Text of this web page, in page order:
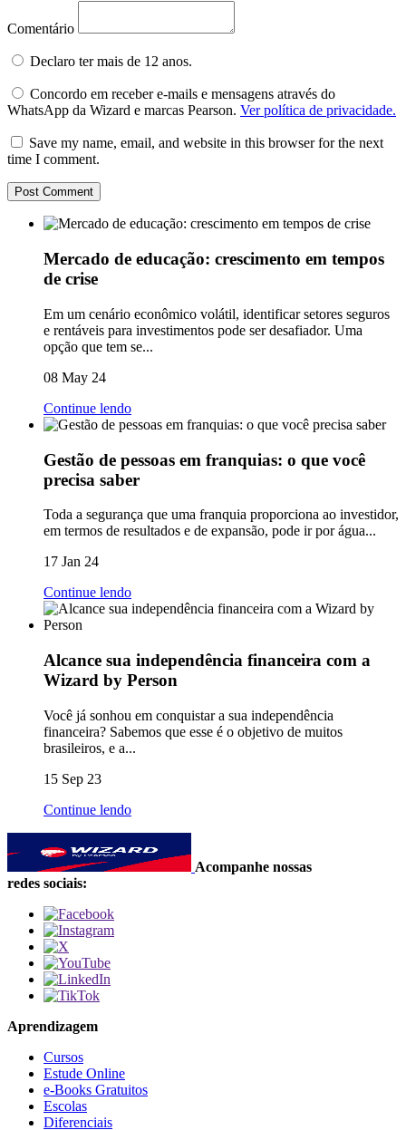
Comentário
Declaro ter mais de 12 anos.
Concordo em receber e-mails e mensagens através do
WhatsApp da Wizard e marcas Pearson. Ver política de privacidade.
Save my name, email, and website in this browser for the next
time I comment.
Mercado de educação: crescimento em tempos
de crise
Em um cenário econômico volátil, identificar setores seguros
e rentáveis para investimentos pode ser desafiador. Uma
opção que tem se...
08 May 24
Continue lendo
Gestão de pessoas em franquias: o que você
precisa saber
Toda a segurança que uma franquia proporciona ao investidor,
em termos de resultados e de expansão, pode ir por água...
17 Jan 24
Continue lendo
Alcance sua independência financeira com a
Wizard by Person
Você já sonhou em conquistar a sua independência
financeira? Sabemos que esse é o objetivo de muitos
brasileiros, e a...
15 Sep 23
Continue lendo
Acompanhe nossas
redes sociais:
Aprendizagem
Cursos
Estude Online
e-Books Gratuitos
Escolas
Diferenciais